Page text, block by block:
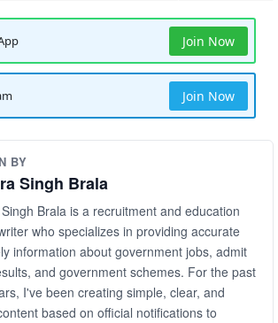
Join Now
Join Now
BY
Singh Brala
Brala is a recruitment and education
who specializes in providing accurate
information about government jobs, admit
and government schemes. For the past
I've been creating simple, clear, and
based on official notifications to